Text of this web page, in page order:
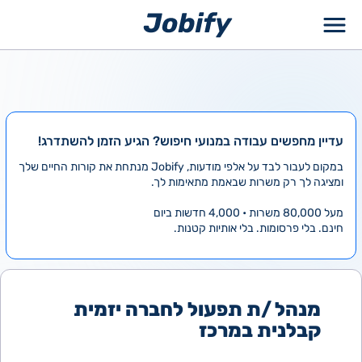
עדיין מחפשים עבודה במנועי חיפוש? הגיע הזמן להשתדרג!
במקום לעבור לבד על אלפי מודעות, Jobify מנתחת את קורות החיים שלך
ומציגה לך רק משרות שבאמת מתאימות לך.
מעל 80,000 משרות • 4,000 חדשות ביום
חינם. בלי פרסומות. בלי אותיות קטנות.
מנהל /ת תפעול לחברה יזמית
קבלנית במרכז